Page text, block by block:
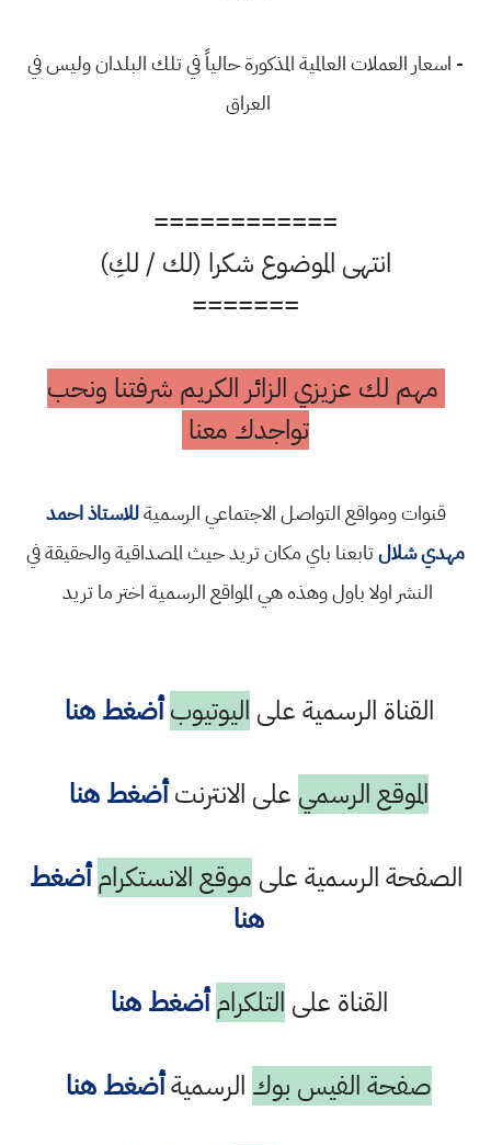
- اسعار العملات العالمية المذكورة حالياً في تلك البلدان وليس في
العراق
============
انتهى الموضوع شكرا (لك / لكِ)
=======
مهم لك عزيزي الزائر الكريم شرفتنا ونحب
تواجدك معنا
قنوات ومواقع التواصل الاجتماعي الرسميةللاستاذ احمد
مهدي شلالتابعنا باي مكان تريد حيث المصداقية والحقيقة في
النشر اولا باول وهذه هي المواقع الرسمية اختر ما تريد
القناة الرسمية على اليوتيوب أضغط هنا
الموقع الرسمي على الانترنتأضغط هنا
الصفحة الرسمية على موقع الانستكرام أضغط
هنا
القناة على التلكرام أضغط هنا
صفحة الفيس بوك الرسميةأضغط هنا